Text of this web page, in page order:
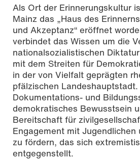
Als Ort der Erinnerungskultur
Mainz das „Haus des
und Akzeptanz“ eröffnet
verbindet das Wissen um die
nationalsozialistischen
mit dem Streiten für
in der von Vielfalt geprägten
pfälzischen
Dokumentations- und
demokratisches Bewusstsein
Bereitschaft für
Engagement mit Jugendlichen
zu fördern, das sich
entgegenstellt.